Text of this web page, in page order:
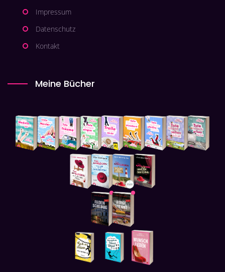
Impressum
Datenschutz
Kontakt
Meine Bücher